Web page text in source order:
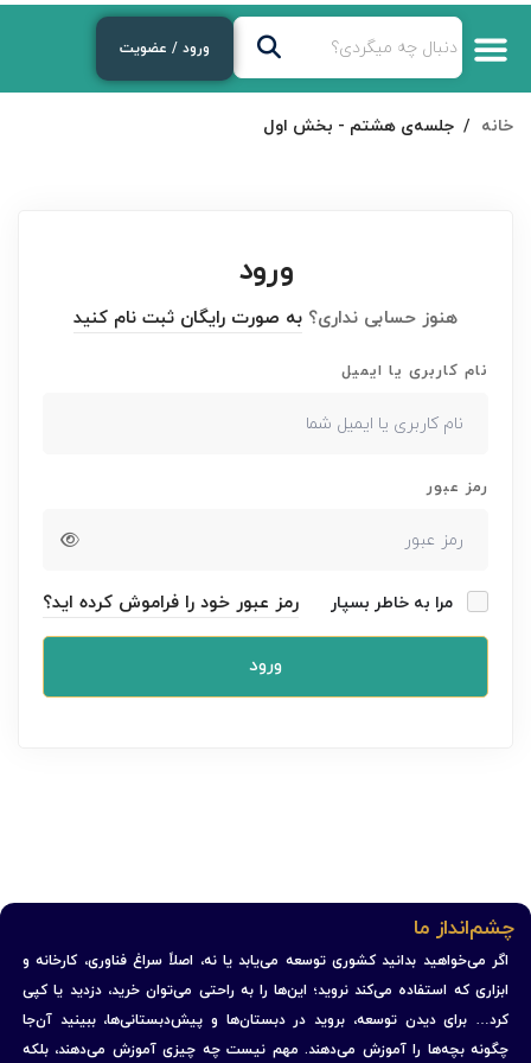
ورود / عضویت
خانه جلسه‌ی هشتم - بخش اول
ورود
هنوز حسابی نداری؟ به صورت رایگان ثبت نام کنید
نام کاربری یا ایمیل
رمز عبور
مرا به خاطر بسپار رمز عبور خود را فراموش کرده اید؟
ورود
چشم‌انداز ما
اگر می‌خواهید بدانید کشوری توسعه می‌یابد یا نه، اصلاً سراغ فناوری، کارخانه و
ابزاری که استفاده می‌کند نروید؛ این‌ها را به راحتی می‌توان خرید، دزدید یا کپی
کرد… برای دیدن توسعه، بروید در دبستان‌ها و پیش‌دبستانی‌ها، ببینید آن‌جا
چگونه بچه‌ها را آموزش می‌دهند. مهم نیست چه چیزی آموزش می‌دهند، بلکه